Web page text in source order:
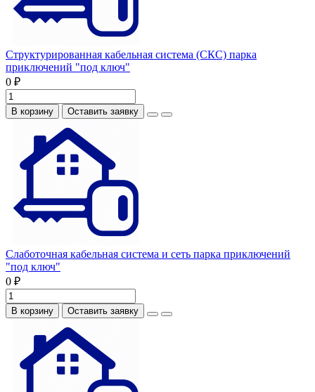
Структурированная кабельная система (СКС) парка
приключений "под ключ"
0 ₽
В корзину Оставить заявку
Слаботочная кабельная система и сеть парка приключений
"под ключ"
0 ₽
В корзину Оставить заявку